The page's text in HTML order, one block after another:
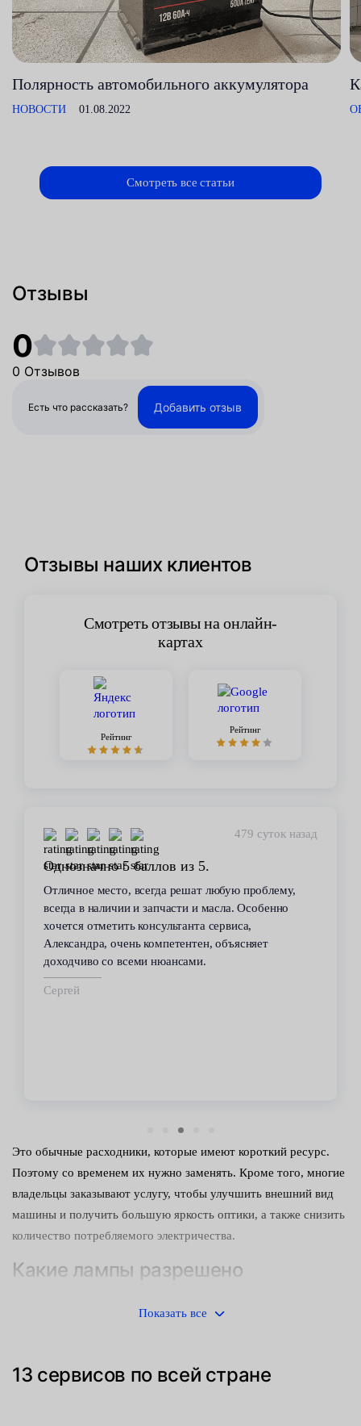
Полярность автомобильного аккумулятора
НОВОСТИ 01.08.2022
Смотреть все статьи
Отзывы
0
0 Отзывов
Есть что рассказать? Добавить отзыв
Отзывы наших клиентов
Смотреть отзывы на онлайн-
картах
Рейтинг
Рейтинг
479 суток назад
любую проблему,
и масла. Особенно
сервиса,
объясняет
Стабильное качество
В течение 6 лет пользуюсь
сервиса. Высокий
всегда помогал решить
автомобилем проблемы. Все
техобслуживанию проводились
Это обычные расходники, которые имеют короткий ресурс.
Поэтому со временем их нужно заменять. Кроме того, многие
владельцы заказывают услугу, чтобы улучшить внешний вид
машины и получить большую яркость оптики, а также снизить
количество потребляемого электричества.
Какие лампы разрешено
стандартные, с нитью накаливания;
Показать все
13 сервисов по всей стране